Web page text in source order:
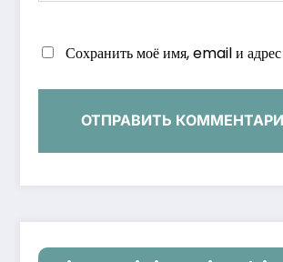
Сохранить моё имя, email и